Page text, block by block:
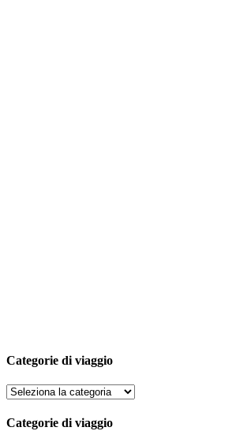
Categorie di viaggio
Categorie di viaggio